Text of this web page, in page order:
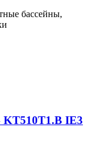
бассейны,
KT510T1.B IE3